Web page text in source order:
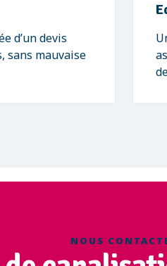
d’un devis
sans mauvaise
NOUS